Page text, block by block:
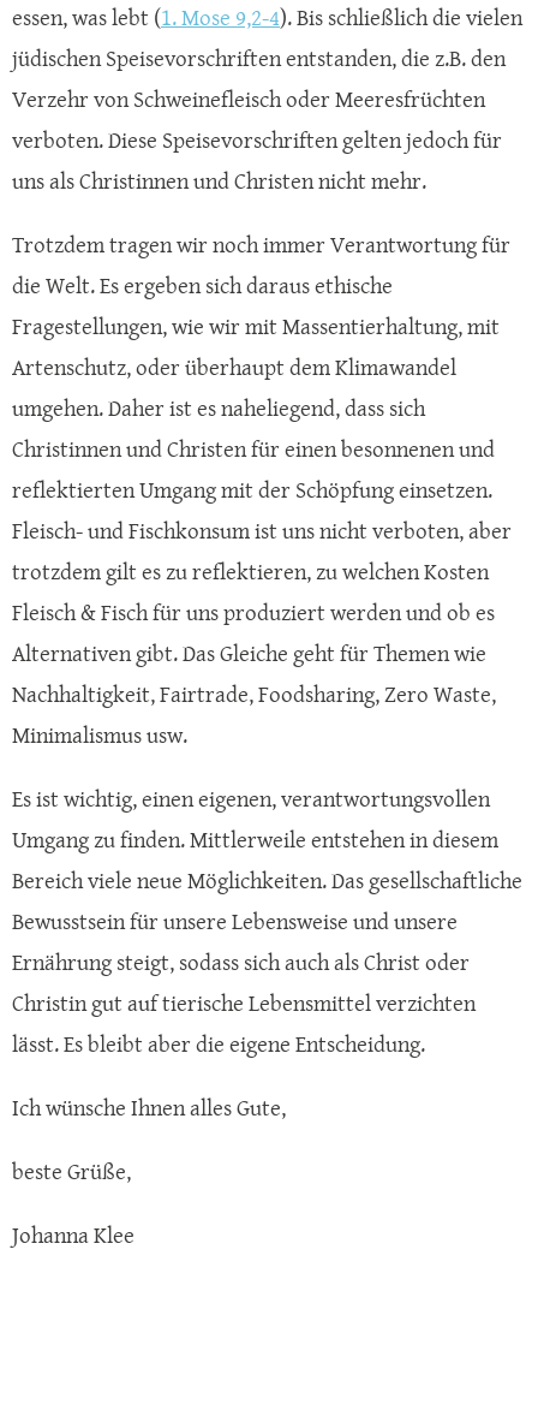
essen, was lebt (1. Mose 9,2-4). Bis schließlich die vielen
jüdischen Speisevorschriften entstanden, die z.B. den
Verzehr von Schweinefleisch oder Meeresfrüchten
verboten. Diese Speisevorschriften gelten jedoch für
uns als Christinnen und Christen nicht mehr.
Trotzdem tragen wir noch immer Verantwortung für
die Welt. Es ergeben sich daraus ethische
Fragestellungen, wie wir mit Massentierhaltung, mit
Artenschutz, oder überhaupt dem Klimawandel
umgehen. Daher ist es naheliegend, dass sich
Christinnen und Christen für einen besonnenen und
reflektierten Umgang mit der Schöpfung einsetzen.
Fleisch- und Fischkonsum ist uns nicht verboten, aber
trotzdem gilt es zu reflektieren, zu welchen Kosten
Fleisch & Fisch für uns produziert werden und ob es
Alternativen gibt. Das Gleiche geht für Themen wie
Nachhaltigkeit, Fairtrade, Foodsharing, Zero Waste,
Minimalismus usw.
Es ist wichtig, einen eigenen, verantwortungsvollen
Umgang zu finden. Mittlerweile entstehen in diesem
Bereich viele neue Möglichkeiten. Das gesellschaftliche
Bewusstsein für unsere Lebensweise und unsere
Ernährung steigt, sodass sich auch als Christ oder
Christin gut auf tierische Lebensmittel verzichten
lässt. Es bleibt aber die eigene Entscheidung.
Ich wünsche Ihnen alles Gute,
beste Grüße,
Johanna Klee